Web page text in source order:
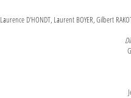
Laurence D'HONDT, Laurent BOYER, Gilbert